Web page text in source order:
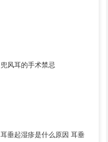
兜风耳的手术禁忌
耳垂起湿疹是什么原因 耳垂